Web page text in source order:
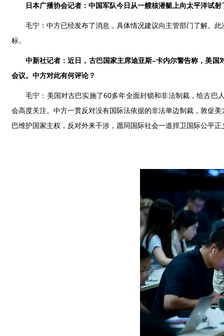
日本广播协会记者：中国军队今日从一艘核潜艇上向太平洋试
毛宁：中方已经发布了消息，具体情况建议向主管部门了解。
标。
中新社记者：近日，古巴国家主席迪亚斯–卡内尔警告称，美
会议。中方对此有何评论？
毛宁：美国对古巴实施了60多年全面封锁和非法制裁，给古巴
会高度关注。中方一贯反对没有国际法依据的非法单边制裁，敦促
巴维护国家主权，反对外来干涉，愿同国际社会一道捍卫国际公平正